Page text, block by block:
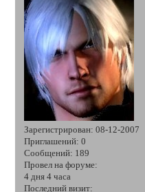
Зарегистрирован: 08-12-2007
Приглашений: 0
Сообщений: 189
Провел на форуме:
4 дня 4 часа
Последний визит: